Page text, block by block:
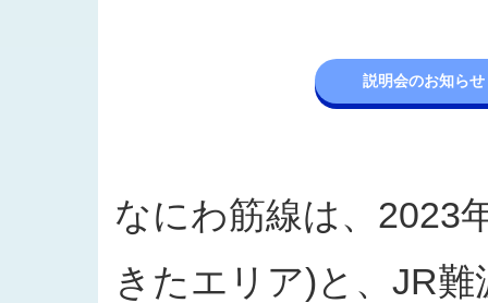
説明会のお知らせ
なにわ筋線は、2023
きたエリア)と、JR